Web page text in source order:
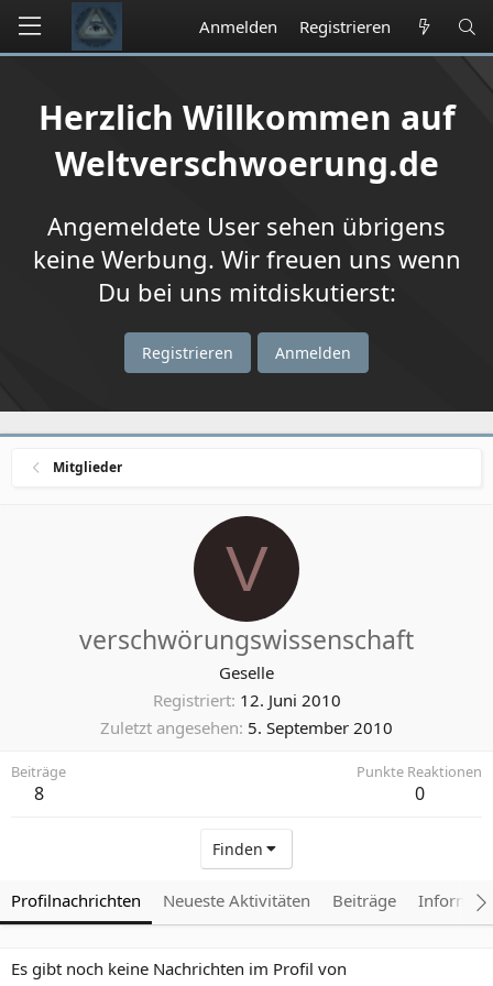
Anmelden Registrieren
Herzlich Willkommen auf
Weltverschwoerung.de
Angemeldete User sehen übrigens
keine Werbung. Wir freuen uns wenn
Du bei uns mitdiskutierst:
Registrieren Anmelden
Mitglieder
V
verschwörungswissenschaft
Geselle
Registriert 12. Juni 2010
Zuletzt angesehen 5. September 2010
Beiträge
8
Punkte Reaktionen
0
Finden
Profilnachrichten Neueste Aktivitäten Beiträge
Es gibt noch keine Nachrichten im Profil von